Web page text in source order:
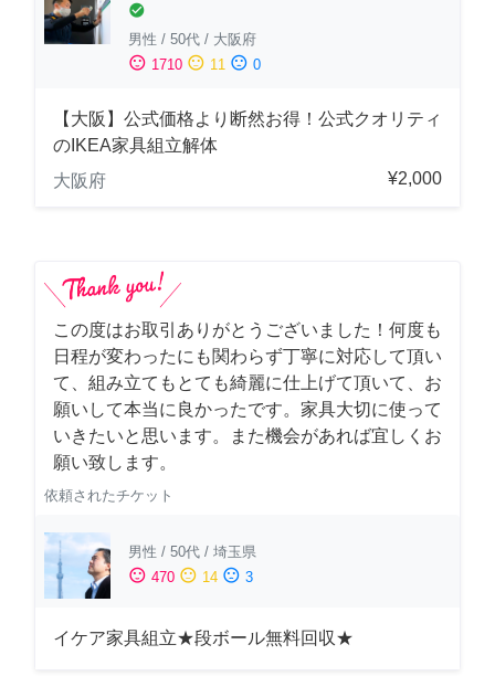
check_circle
男性 / 50代 / 大阪府
sentiment_satisfied 1710 sentiment_neutral 11 sentiment_dissatisfied 0
【大阪】公式価格より断然お得！公式クオリティ
のIKEA家具組立解体
大阪府
¥2,000
この度はお取引ありがとうございました！何度も
日程が変わったにも関わらず丁寧に対応して頂い
て、組み立てもとても綺麗に仕上げて頂いて、お
願いして本当に良かったです。家具大切に使って
いきたいと思います。また機会があれば宜しくお
願い致します。
依頼されたチケット
男性 / 50代 / 埼玉県
sentiment_satisfied 470 sentiment_neutral 14 sentiment_dissatisfied 3
イケア家具組立★段ボール無料回収★